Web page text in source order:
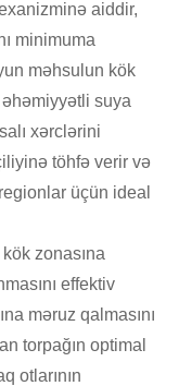
aiddir,
minimuma
məhsulun kök
əhəmiyyətli suya
xərclərini
töhfə verir və
üçün ideal
zonasına
effektiv
məruz qalmasını
torpağın optimal
otlarının